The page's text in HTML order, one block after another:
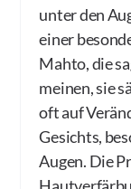
unter den
einer
Mahto, die
meinen, sie
oft auf
Gesichts,
Augen. Die